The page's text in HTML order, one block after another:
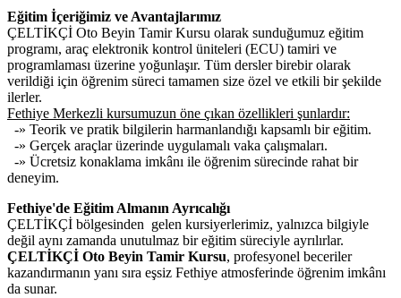
Eğitim İçeriğimiz ve Avantajlarımız
ÇELTİKÇİ Oto Beyin Tamir Kursu olarak sunduğumuz eğitim
programı, araç elektronik kontrol üniteleri (ECU) tamiri ve
programlaması üzerine yoğunlaşır. Tüm dersler birebir olarak
verildiği için öğrenim süreci tamamen size özel ve etkili bir şekilde
ilerler.
Fethiye Merkezli kursumuzun öne çıkan özellikleri şunlardır:
-» Teorik ve pratik bilgilerin harmanlandığı kapsamlı bir eğitim.
-» Gerçek araçlar üzerinde uygulamalı vaka çalışmaları.
-» Ücretsiz konaklama imkânı ile öğrenim sürecinde rahat bir
deneyim.
Fethiye'de Eğitim Almanın Ayrıcalığı
ÇELTİKÇİ bölgesinden gelen kursiyerlerimiz, yalnızca bilgiyle
değil aynı zamanda unutulmaz bir eğitim süreciyle ayrılırlar.
ÇELTİKÇİ Oto Beyin Tamir Kursu, profesyonel beceriler
kazandırmanın yanı sıra eşsiz Fethiye atmosferinde öğrenim imkânı
da sunar.